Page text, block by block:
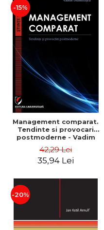
-15%
Management comparat.
Tendinte si provocari
postmoderne - Vadim
42,29 Lei
35,94 Lei
-20%